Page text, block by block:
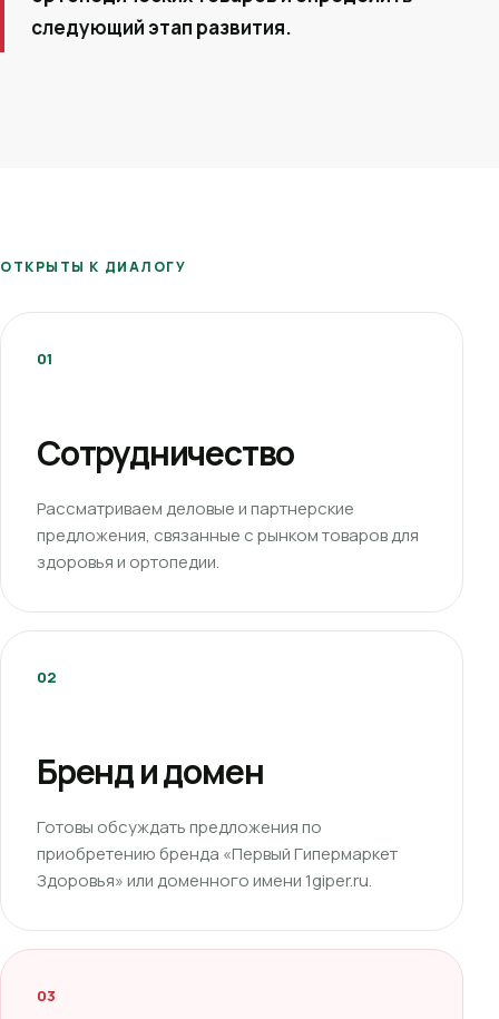
следующий этап развития.
ОТКРЫТЫ К ДИАЛОГУ
01
Сотрудничество
Рассматриваем деловые и партнерские
предложения, связанные с рынком товаров для
здоровья и ортопедии.
02
Бренд и домен
Готовы обсуждать предложения по
приобретению бренда «Первый Гипермаркет
Здоровья» или доменного имени 1giper.ru.
03